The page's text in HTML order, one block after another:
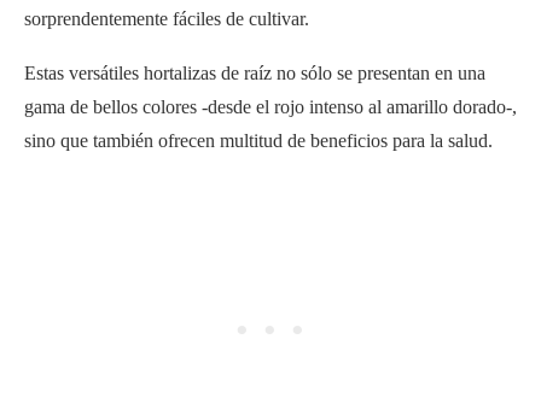
sorprendentemente fáciles de cultivar.
Estas versátiles hortalizas de raíz no sólo se presentan en una
gama de bellos colores -desde el rojo intenso al amarillo dorado-,
sino que también ofrecen multitud de beneficios para la salud.